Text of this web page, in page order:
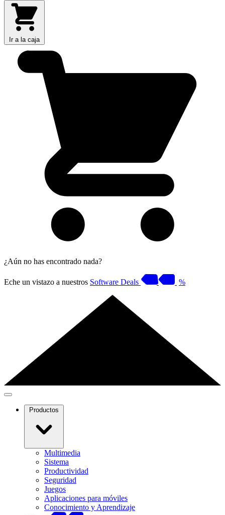
Ir a la caja
¿Aún no has encontrado nada?
Eche un vistazo a nuestros Software Deals %
Productos
Multimedia
Sistema
Productividad
Seguridad
Juegos
Aplicaciones para móviles
Conocimiento y Aprendizaje